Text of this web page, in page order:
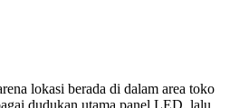
lokasi berada di dalam area toko
dudukan utama panel LED, lalu